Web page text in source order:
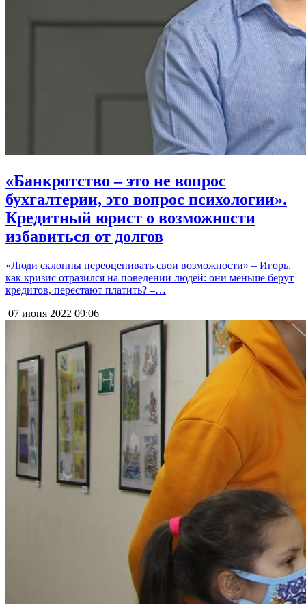
«Банкротство – это не вопрос
бухгалтерии, это вопрос психологии».
Кредитный юрист о возможности
избавиться от долгов
«Люди склонны переоценивать свои возможности» – Игорь,
как кризис отразился на поведении людей: они меньше берут
кредитов, перестают платить? –…
07 июня 2022 09:06